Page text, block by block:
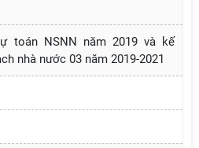
toán NSNN năm 2019 và kế
nhà nước 03 năm 2019-2021